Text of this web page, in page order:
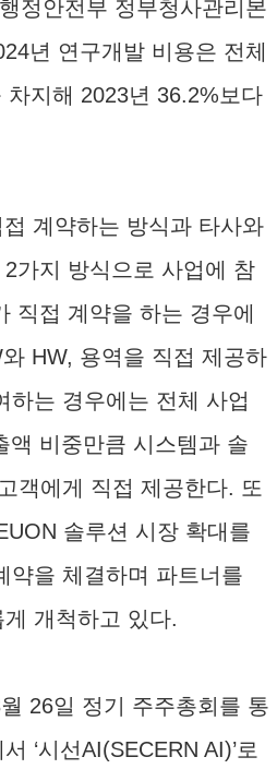
정안전부 정부청사관리본
년 연구개발 비용은 전체
지해 2023년 36.2%보다
계약하는 방식과 타사와
가지 방식으로 사업에 참
직접 계약을 하는 경우에
HW, 용역을 직접 제공하
하는 경우에는 전체 사업
액 비중만큼 시스템과 솔
객에게 직접 제공한다. 또
솔루션 시장 확대를
약을 체결하며 파트너를
개척하고 있다.
26일 정기 주주총회를 통
‘시선AI(SECERN AI)’로